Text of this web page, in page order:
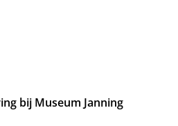
bij Museum Janning